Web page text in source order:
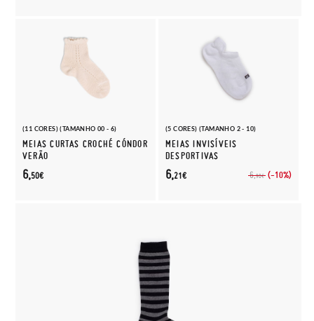
(11 CORES) (TAMANHO 00 - 6)
MEIAS CURTAS CROCHÉ CÓNDOR
VERÃO
6,50€
(5 CORES) (TAMANHO 2 - 10)
MEIAS INVISÍVEIS
DESPORTIVAS
6,90€ (-10%)
6,21€